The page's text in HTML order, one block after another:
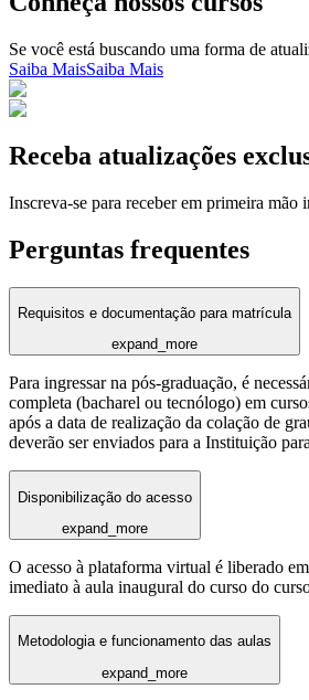
Se você está buscando uma forma de
Saiba MaisSaiba Mais
Receba atualizações
Inscreva-se para receber em primeira
Perguntas frequentes
Requisitos e documentação para matrícula
expand_more
Para ingressar na pós-graduação, é
completa (bacharel ou tecnólogo) em
após a data de realização da colação de
deverão ser enviados para a Instituição
Disponibilização do acesso
expand_more
O acesso à plataforma virtual é liberado
imediato à aula inaugural do curso do
Metodologia e funcionamento das aulas
expand_more